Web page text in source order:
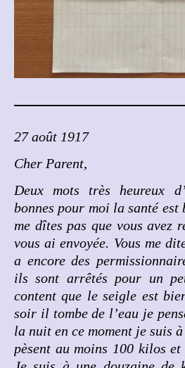
27 août 1917
Cher Parent,
Deux mots très heureux
bonnes pour moi la santé est
me dîtes pas que vous avez
vous ai envoyée. Vous me
a encore des
ils sont arrêtés pour un
content que le seigle est
soir il tombe de l’eau je
la nuit en ce moment je suis
pèsent au moins 100 kilos